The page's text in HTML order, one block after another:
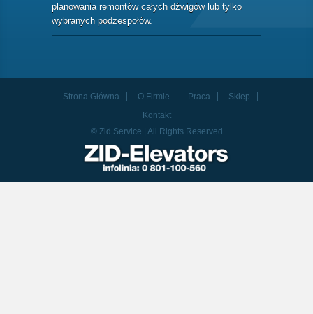
planowania remontów całych dźwigów lub tylko
wybranych podzespołów.
Strona Główna O Firmie Praca
Sklep
Kontakt
© Zid Service | All Rights Reserved